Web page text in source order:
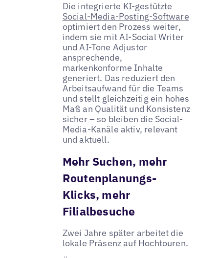
Die integrierte KI-gestützte
Social-Media-Posting-Software
optimiert den Prozess weiter,
indem sie mit AI-Social Writer
und AI-Tone Adjustor
ansprechende,
markenkonforme Inhalte
generiert. Das reduziert den
Arbeitsaufwand für die Teams
und stellt gleichzeitig ein hohes
Maß an Qualität und Konsistenz
sicher – so bleiben die Social-
Media-Kanäle aktiv, relevant
und aktuell.
Mehr Suchen, mehr
Routenplanungs-
Klicks, mehr
Filialbesuche
Zwei Jahre später arbeitet die
lokale Präsenz auf Hochtouren.